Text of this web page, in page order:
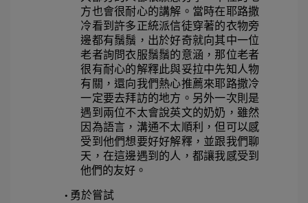
方也會很耐心的講解。當時在耶路撒
冷看到許多正統派信徒穿著的衣物旁
邊都有鬚鬚，出於好奇就向其中一位
老者詢問衣服鬚鬚的意涵，那位老者
很有耐心的解釋此與妥拉中先知人物
有關，還向我們熱心推薦來耶路撒冷
一定要去拜訪的地方。另外一次則是
遇到兩位不太會說英文的奶奶，雖然
因為語言，溝通不太順利，但可以感
受到他們想要好好解釋，並跟我們聊
天，在這邊遇到的人，都讓我感受到
他們的友好。
• 勇於嘗試